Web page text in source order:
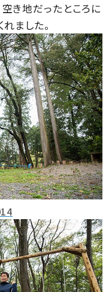
空き地だったところに
れました。